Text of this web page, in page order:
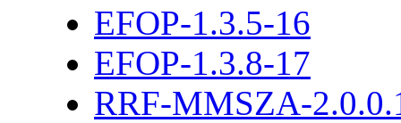
EFOP-1.3.5-16
EFOP-1.3.8-17
RRF-MMSZA-